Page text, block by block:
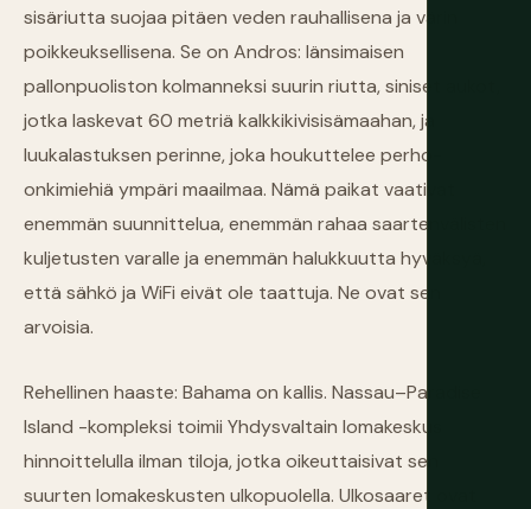
sisäriutta suojaa pitäen veden rauhallisena ja värin
poikkeuksellisena. Se on Andros: länsimaisen
pallonpuoliston kolmanneksi suurin riutta, siniset aukot,
jotka laskevat 60 metriä kalkkikivisisämaahan, ja
luukalastuksen perinne, joka houkuttelee perho-
onkimiehiä ympäri maailmaa. Nämä paikat vaativat
enemmän suunnittelua, enemmän rahaa saartenvälisten
kuljetusten varalle ja enemmän halukkuutta hyväksyä,
että sähkö ja WiFi eivät ole taattuja. Ne ovat sen
arvoisia.
Rehellinen haaste: Bahama on kallis. Nassau–Paradise
Island -kompleksi toimii Yhdysvaltain lomakeskus
hinnoittelulla ilman tiloja, jotka oikeuttaisivat sen
suurten lomakeskusten ulkopuolella. Ulkosaaret ovat